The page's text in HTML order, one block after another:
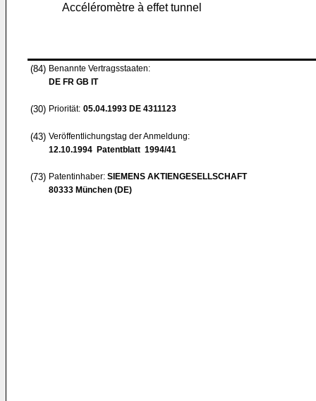
Accéléromètre à effet tunnel
(84) Benannte Vertragsstaaten:
DE FR GB IT
(30) Priorität: 05.04.1993 DE 4311123
(43) Veröffentlichungstag der Anmeldung:
12.10.1994 Patentblatt 1994/41
(73) Patentinhaber: SIEMENS AKTIENGESELLSCHAFT
80333 München (DE)